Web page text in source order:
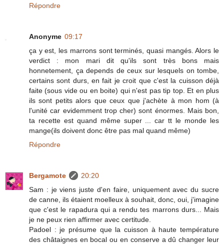
Répondre
Anonyme 09:17
ça y est, les marrons sont terminés, quasi mangés. Alors le
verdict : mon mari dit qu'ils sont très bons mais
honnetement, ça depends de ceux sur lesquels on tombe,
certains sont durs, en fait je croit que c'est la cuisson déjà
faite (sous vide ou en boite) qui n'est pas tip top. Et en plus
ils sont petits alors que ceux que j'achète à mon hom (à
l'unité car evidemment trop cher) sont énormes. Mais bon,
ta recette est quand même super ... car tt le monde les
mange(ils doivent donc être pas mal quand même)
Répondre
Bergamote
20:20
Sam : je viens juste d'en faire, uniquement avec du sucre
de canne, ils étaient moelleux à souhait, donc, oui, j'imagine
que c'est le rapadura qui a rendu tes marrons durs... Mais
je ne peux rien affirmer avec certitude.
Padoel : je présume que la cuisson à haute température
des châtaignes en bocal ou en conserve a dû changer leur